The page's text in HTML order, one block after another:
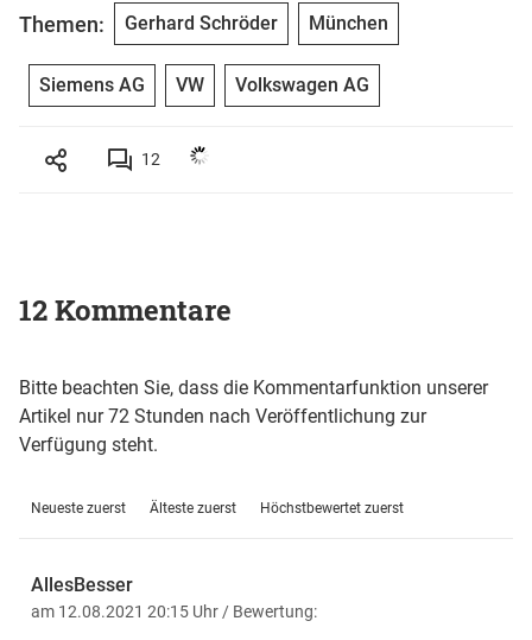
Themen: Gerhard Schröder München
Siemens AG VW Volkswagen AG
12
12 Kommentare
Bitte beachten Sie, dass die Kommentarfunktion unserer
Artikel nur 72 Stunden nach Veröffentlichung zur
Verfügung steht.
Neueste zuerst Älteste zuerst Höchstbewertet zuerst
AllesBesser
am 12.08.2021 20:15 Uhr / Bewertung: